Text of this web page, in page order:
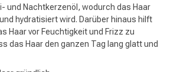
und Nachtkerzenöl, wodurch das Haar
hydratisiert wird. Darüber hinaus hilft
Haar vor Feuchtigkeit und Frizz zu
das Haar den ganzen Tag lang glatt und